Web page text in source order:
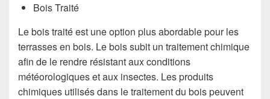
Bois Traité
Le bois traité est une option plus abordable pour les
terrasses en bois. Le bois subit un traitement chimique
afin de le rendre résistant aux conditions
météorologiques et aux insectes. Les produits
chimiques utilisés dans le traitement du bois peuvent